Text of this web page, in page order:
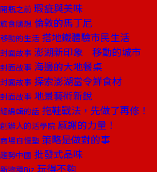
開瓶之前 瑕疵與美味
旅食隨想 倫敦的馬丁尼
移動的生活 搭地鐵體驗市民生活
封面故事 澎湖新印象 移動的城市
封面故事 海邊的大地餐桌
封面故事 探索澎湖當令鮮食材
封面故事 地景藝術新銳
總編輯的話 拖鞋戰法，先做了再修！
創辦人的活學院 感謝的力量！
商場自慢塾 策略是做對的事
趨勢中國 批發式品味
新物種Biz 玩得不夠